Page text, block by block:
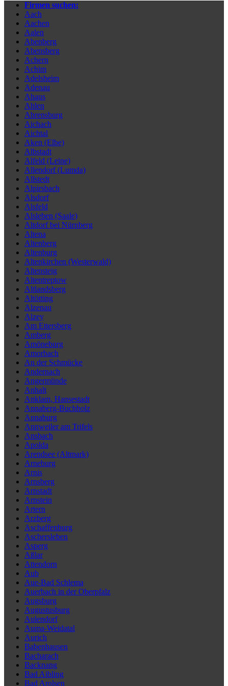
Firmen suchen:
Aach
Aachen
Aalen
Abenberg
Abensberg
Achern
Achim
Adelsheim
Adenau
Ahaus
Ahlen
Ahrensburg
Aichach
Aichtal
Aken (Elbe)
Albstadt
Alfeld (Leine)
Allendorf (Lumda)
Allstedt
Alpirsbach
Alsdorf
Alsfeld
Alsleben (Saale)
Altdorf bei Nürnberg
Altena
Altenberg
Altenburg
Altenkirchen (Westerwald)
Altensteig
Altentreptow
Altlandsberg
Altötting
Alzenau
Alzey
Am Ettersberg
Amberg
Amöneburg
Amorbach
An der Schmücke
Andernach
Angermünde
Anhalt
Anklam, Hansestadt
Annaberg-Buchholz
Annaburg
Annweiler am Trifels
Ansbach
Apolda
Arendsee (Altmark)
Arneburg
Arnis
Arnsberg
Arnstadt
Arnstein
Artern
Arzberg
Aschaffenburg
Aschersleben
Asperg
Aßlar
Attendorn
Aub
Aue-Bad Schlema
Auerbach in der Oberpfalz
Augsburg
Augustusburg
Aulendorf
Auma-Weidatal
Aurich
Babenhausen
Bacharach
Backnang
Bad Aibling
Bad Arolsen